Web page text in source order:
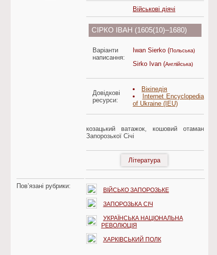
Військові діячі
СІРКО ІВАН (1605(10)–1680)
Варіанти
написання:
Iwan Sierko (Польська)
Sirko Ivan (Англійська)
Довідкові
ресурси:
Вікіпедія
Internet Encyclopedia
of Ukraine (IEU)
козацький ватажок, кошовий отаман
Запорозької Січі
Література
Пов’язані рубрики:
ВІЙСЬКО ЗАПОРОЗЬКЕ
ЗАПОРОЗЬКА СІЧ
УКРАЇНСЬКА НАЦІОНАЛЬНА
РЕВОЛЮЦІЯ
ХАРКІВСЬКИЙ ПОЛК